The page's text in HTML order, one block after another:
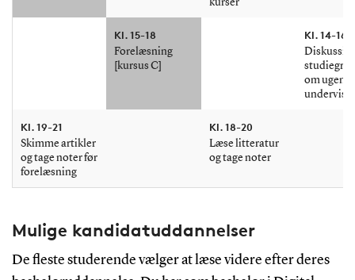
kurser
Kl. 15-18
Forelæsning
[kursus C]
Kl. 14-16
om ugens
Kl. 19-21
Skimme artikler
og tage noter før
forelæsning
Kl. 18-20
Læse litteratur
og tage noter
Mulige kandidatuddannelser
De fleste studerende vælger at læse videre efter deres